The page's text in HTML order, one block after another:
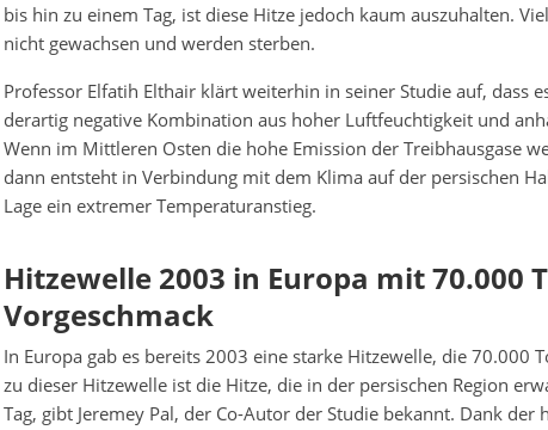
bis hin zu einem Tag, ist diese Hitze jedoch kaum auszuhalten.
nicht gewachsen und werden sterben.
Professor Elfatih Elthair klärt weiterhin in seiner Studie auf, dass
derartig negative Kombination aus hoher Luftfeuchtigkeit und
Wenn im Mittleren Osten die hohe Emission der Treibhausgase
dann entsteht in Verbindung mit dem Klima auf der persischen
Lage ein extremer Temperaturanstieg.
Hitzewelle 2003 in Europa mit 70.000
Vorgeschmack
In Europa gab es bereits 2003 eine starke Hitzewelle, die 70.000
zu dieser Hitzewelle ist die Hitze, die in der persischen Region
Tag, gibt Jeremey Pal, der Co-Autor der Studie bekannt. Dank der